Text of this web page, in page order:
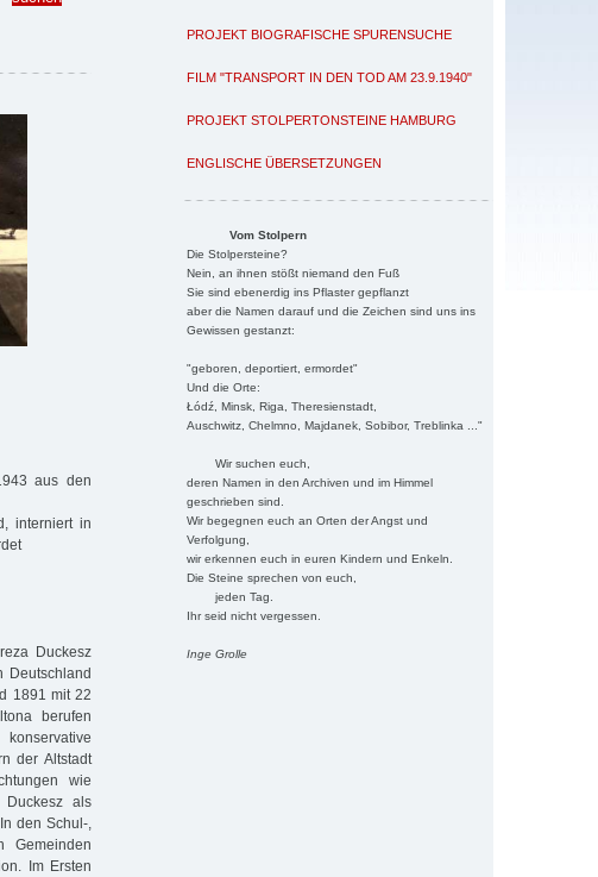
PROJEKT BIOGRAFISCHE SPURENSUCHE
FILM "TRANSPORT IN DEN TOD AM 23.9.1940"
PROJEKT STOLPERTONSTEINE HAMBURG
ENGLISCHE ÜBERSETZUNGEN
Vom Stolpern
Die Stolpersteine?
Nein, an ihnen stößt niemand den Fuß
Sie sind ebenerdig ins Pflaster gepflanzt
aber die Namen darauf und die Zeichen sind uns ins
Gewissen gestanzt:
"geboren, deportiert, ermordet"
Und die Orte:
Łódź, Minsk, Riga, Theresienstadt,
Auschwitz, Chelmno, Majdanek, Sobibor, Treblinka ..."
Wir suchen euch,
deren Namen in den Archiven und im Himmel
geschrieben sind.
Wir begegnen euch an Orten der Angst und
Verfolgung,
wir erkennen euch in euren Kindern und Enkeln.
Die Steine sprechen von euch,
jeden Tag.
Ihr seid nicht vergessen.
Inge Grolle
aus den
interniert in
Duckesz
Deutschland
1891 mit 22
berufen
der Altstadt
wie
Duckesz als
den Schul-,
Gemeinden
Im Ersten